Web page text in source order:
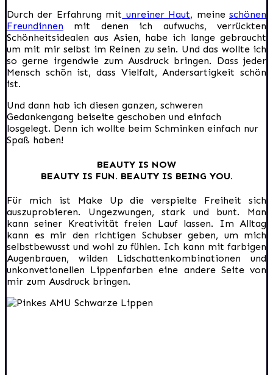
Durch der Erfahrung mit unreiner Haut, meineschönen
Freundinnen mit denen ich aufwuchs, verrückten
Schönheitsidealen aus Asien, habe ich lange gebraucht
um mit mir selbst im Reinen zu sein. Und das wollte ich
so gerne irgendwie zum Ausdruck bringen. Dass jeder
Mensch schön ist, dass Vielfalt, Andersartigkeit schön
ist.
Und dann hab ich diesen ganzen, schweren
Gedankengang beiseite geschoben und einfach
losgelegt. Denn ich wollte beim Schminken einfach nur
Spaß haben!
BEAUTY IS NOW
BEAUTY IS FUN. BEAUTY IS BEING YOU.
Für mich ist Make Up die verspielte Freiheit sich
auszuprobieren. Ungezwungen, stark und bunt. Man
kann seiner Kreativität freien Lauf lassen. Im Alltag
kann es mir den richtigen Schubser geben, um mich
selbstbewusst und wohl zu fühlen. Ich kann mit farbigen
Augenbrauen, wilden Lidschattenkombinationen und
unkonvetionellen Lippenfarben eine andere Seite von
mir zum Ausdruck bringen.